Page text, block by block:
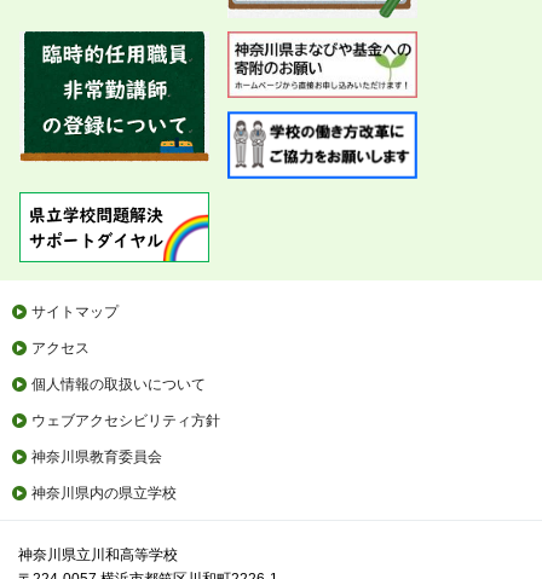
サイトマップ
アクセス
個人情報の取扱いについて
ウェブアクセシビリティ方針
神奈川県教育委員会
神奈川県内の県立学校
神奈川県立川和高等学校